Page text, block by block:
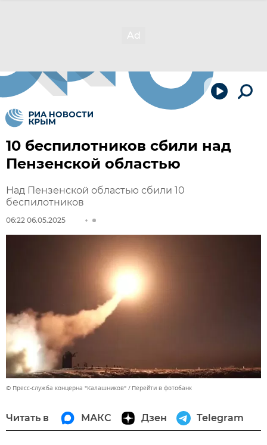
10 беспилотников сбили над
Пензенской областью
Над Пензенской областью сбили 10
беспилотников
06:22 06.05.2025
© Пресс-служба концерна "Калашников" Перейти в фотобанк
Читать в МАКС Дзен Telegram